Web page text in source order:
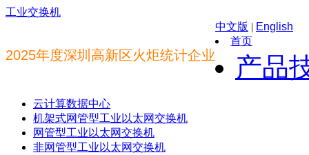
工业交换机
2025年度深圳高新区火炬统计企业
中文版 | English
首页
产品
云计算数据中心
机架式网管型工业以太网交换机
网管型工业以太网交换机
非网管型工业以太网交换机